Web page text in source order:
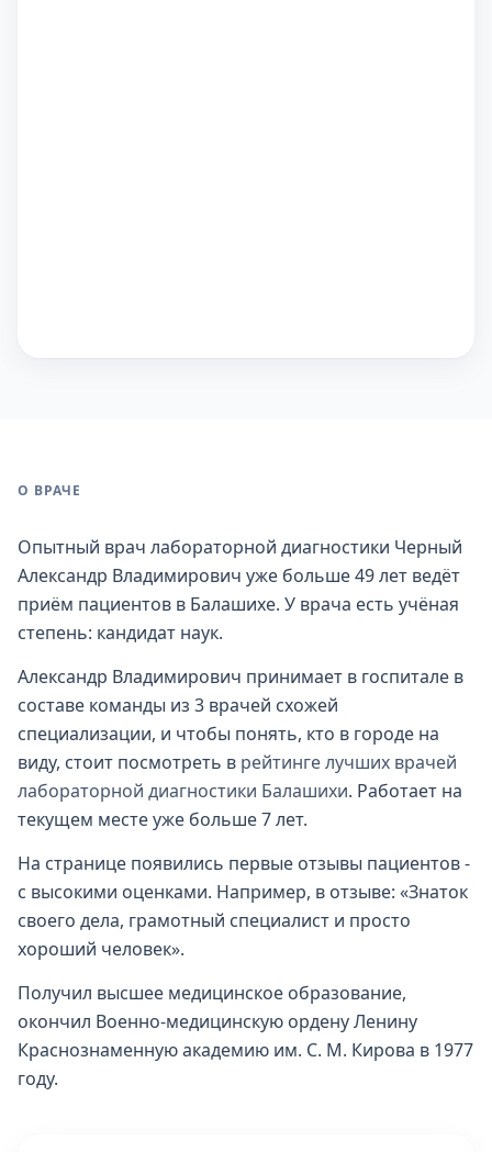
О ВРАЧЕ
Опытный врач лабораторной диагностики Черный
Александр Владимирович уже больше 49 лет ведёт
приём пациентов в Балашихе. У врача есть учёная
степень: кандидат наук.
Александр Владимирович принимает в госпитале в
составе команды из 3 врачей схожей
специализации, и чтобы понять, кто в городе на
виду, стоит посмотреть в рейтинге лучших врачей
лабораторной диагностики Балашихи. Работает на
текущем месте уже больше 7 лет.
На странице появились первые отзывы пациентов -
с высокими оценками. Например, в отзыве: «Знаток
своего дела, грамотный специалист и просто
хороший человек».
Получил высшее медицинское образование,
окончил Военно-медицинскую ордену Ленину
Краснознаменную академию им. С. М. Кирова в 1977
году.